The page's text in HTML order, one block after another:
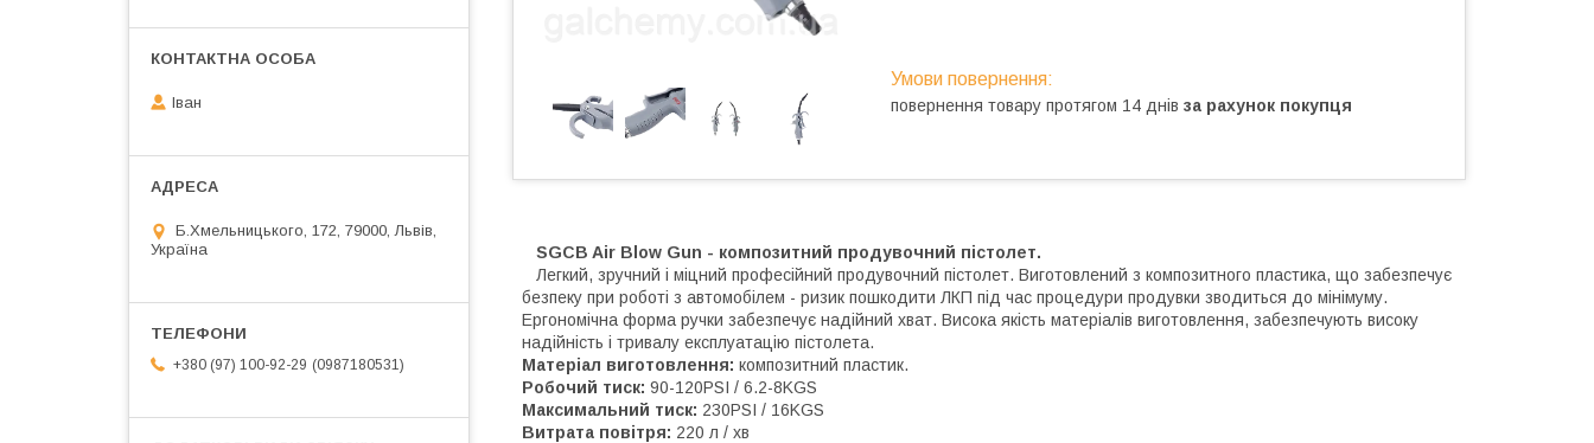
повернення товару протягом 14 днів за рахунок покупця
SGCB Air Blow Gun - композитний продувочний пістолет.
Легкий, зручний і міцний професійний продувочний пістолет. Виготовлений з композитного пластика, що забезпечує
безпеку при роботі з автомобілем - ризик пошкодити ЛКП під час процедури продувки зводиться до мінімуму.
Ергономічна форма ручки забезпечує надійний хват. Висока якість матеріалів виготовлення, забезпечують високу
надійність і тривалу експлуатацію пістолета.
Матеріал виготовлення: композитний пластик.
Робочий тиск: 90-120PSI / 6.2-8KGS
Максимальний тиск: 230PSI / 16KGS
Витрата повітря: 220 л / хв
Іван
Б.Хмельницького, 172, 79000, Львів,
Україна
+380 (97) 100-92-29 0987180531